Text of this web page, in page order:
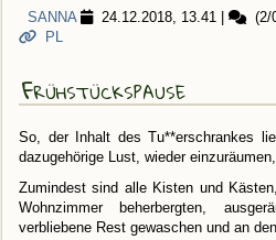
SANNA 24.12.2018, 13.41 | (2/
PL
Frühstückspause
So, der Inhalt des Tu**erschrankes
dazugehörige Lust, wieder einzuräumen,
Zumindest sind alle Kisten und
Wohnzimmer beherbergten,
verbliebene Rest gewaschen und an